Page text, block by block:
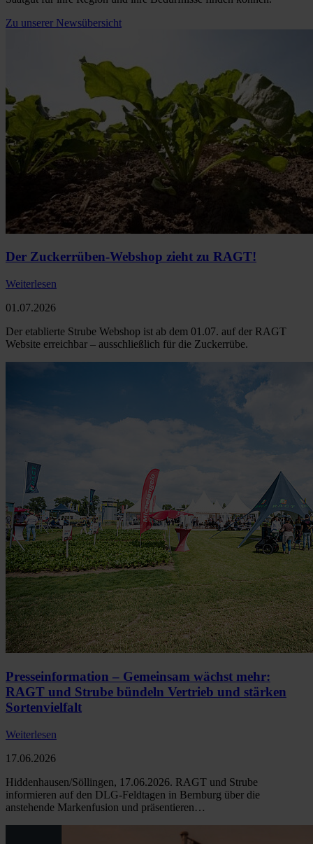
Zu unserer Newsübersicht
Der Zuckerrüben-Webshop zieht zu RAGT!
Weiterlesen
01.07.2026
Der etablierte Strube Webshop ist ab dem 01.07. auf der RAGT
Website erreichbar – ausschließlich für die Zuckerrübe.
Presseinformation – Gemeinsam wächst mehr:
RAGT und Strube bündeln Vertrieb und stärken
Sortenvielfalt
Weiterlesen
17.06.2026
Hiddenhausen/Söllingen, 17.06.2026. RAGT und Strube
informieren auf den DLG-Feldtagen in Bernburg über die
anstehende Markenfusion und präsentieren…